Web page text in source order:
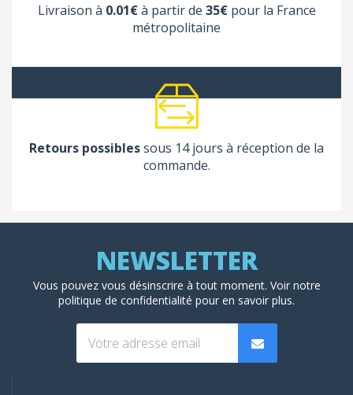
Livraison à 0.01€à partir de 35€pour la France
métropolitaine
Retours possiblessous 14 jours à réception de la
commande.
Vous pouvez vous désinscrire à tout moment. Voir notre
politique de confidentialité pour en savoir plus.